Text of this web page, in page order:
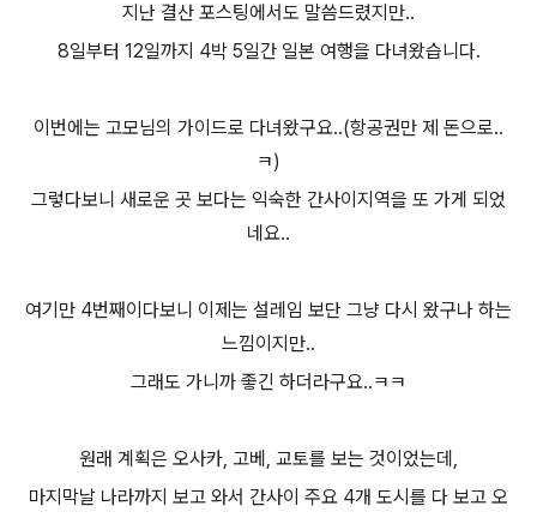
지난 결산 포스팅에서도 말씀드렸지만..
8일부터 12일까지 4박 5일간 일본 여행을 다녀왔습니다.
이번에는 고모님의 가이드로 다녀왔구요..(항공권만 제 돈으로..
ㅋ)
그렇다보니 새로운 곳 보다는 익숙한 간사이지역을 또 가게 되었
네요..
여기만 4번째이다보니 이제는 설레임 보단 그냥 다시 왔구나 하는
느낌이지만..
그래도 가니까 좋긴 하더라구요..ㅋㅋ
원래 계획은 오사카, 고베, 교토를 보는 것이었는데,
마지막날 나라까지 보고 와서 간사이 주요 4개 도시를 다 보고 오